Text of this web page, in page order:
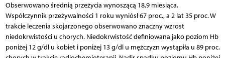
Obserwowano średnią przeżycia wynoszącą 18,9 miesiąca.
Współczynnik przeżywalności 1 roku wyniósł 67 proc., a 2 lat 35 proc. W
trakcie leczenia skojarzonego obserwowano znaczny wzrost
niedokrwistości u chorych. Niedokrwistość definiowana jako poziom Hb
poniżej 12 g/dl u kobiet i poniżej 13 g/dl u mężczyzn wystąpiła u 89 proc.